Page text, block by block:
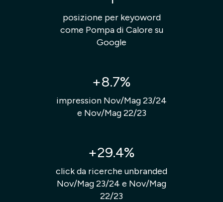
posizione per keyoword
come Pompa di Calore su
Google
+8.7%
impression Nov/Mag 23/24
e Nov/Mag 22/23
+29.4%
click da ricerche unbranded
Nov/Mag 23/24 e Nov/Mag
22/23